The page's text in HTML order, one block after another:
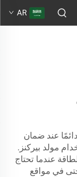
AR
عند ضمان
مولد بيركنز.
عندما تحتاج
في مواقع